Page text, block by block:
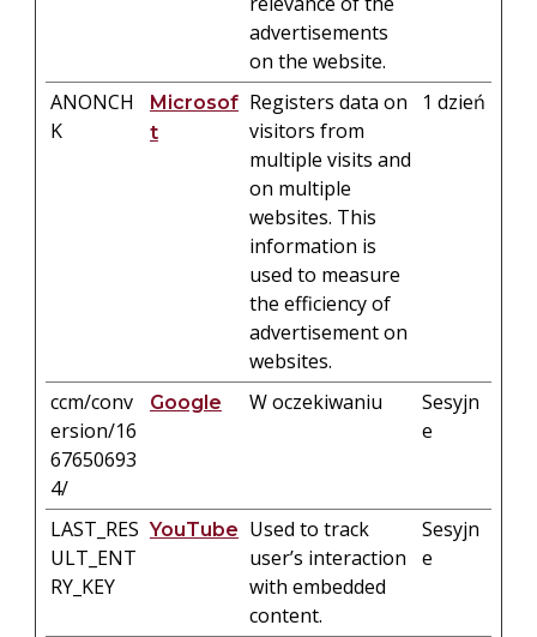
advertisements
on the website.
ANONCH
K
Microsof
t
Registers data on
visitors from
multiple visits and
on multiple
websites. This
information is
used to measure
the efficiency of
advertisement on
websites.
1 dzień
ccm/conv
ersion/16
67650693
4/
Google W oczekiwaniu
Sesyjn
e
LAST_RES
ULT_ENT
RY_KEY
YouTube Used to track
user’s interaction
with embedded
content.
Sesyjn
e